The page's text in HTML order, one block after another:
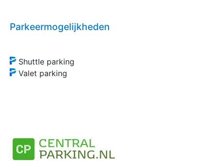
Parkeermogelijkheden
Shuttle parking
Valet parking